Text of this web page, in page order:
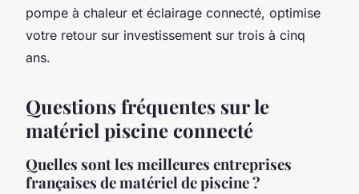
pompe à chaleur et éclairage connecté, optimise
votre retour sur investissement sur trois à cinq
ans.
Questions fréquentes sur le
matériel piscine connecté
Quelles sont les meilleures entreprises
françaises de matériel de piscine ?